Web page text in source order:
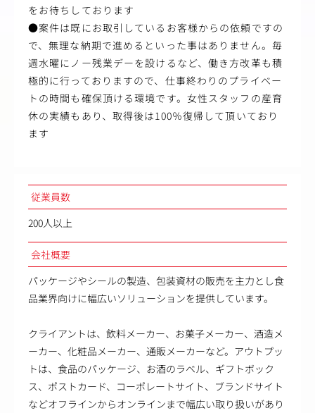
をお待ちしております
●案件は既にお取引しているお客様からの依頼ですの
で、無理な納期で進めるといった事はありません。毎
週水曜にノー残業デーを設けるなど、働き方改革も積
極的に行っておりますので、仕事終わりのプライべー
トの時間も確保頂ける環境です。女性スタッフの産育
休の実績もあり、取得後は100％復帰して頂いており
ます
従業員数
200人以上
会社概要
パッケージやシールの製造、包装資材の販売を主力とし食
品業界向けに幅広いソリューションを提供しています。
クライアントは、飲料メーカー、お菓子メーカー、酒造メ
ーカー、化粧品メーカー、通販メーカーなど。アウトプッ
トは、食品のパッケージ、お酒のラベル、ギフトボック
ス、ポストカード、コーポレートサイト、ブランドサイト
などオフラインからオンラインまで幅広い取り扱いがあり